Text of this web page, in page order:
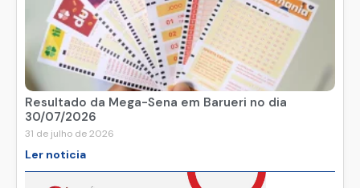
Resultado da Mega-Sena em Barueri no dia
30/07/2026
31 de julho de 2026
Ler noticia